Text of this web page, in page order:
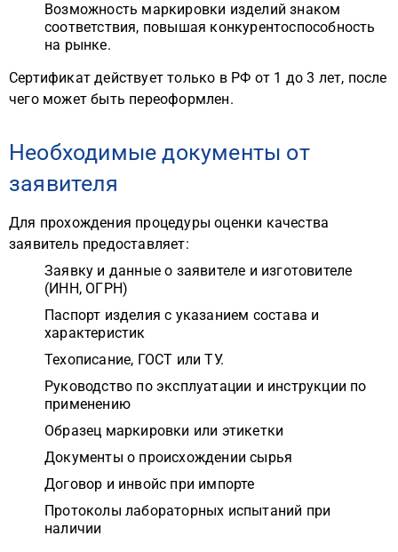
Возможность маркировки изделий знаком
соответствия, повышая конкурентоспособность
на рынке.
Сертификат действует только в РФ от 1 до 3 лет, после
чего может быть переоформлен.
Необходимые документы от
заявителя
Для прохождения процедуры оценки качества
заявитель предоставляет:
Заявку и данные о заявителе и изготовителе
(ИНН, ОГРН)
Паспорт изделия с указанием состава и
характеристик
Техописание, ГОСТ или ТУ.
Руководство по эксплуатации и инструкции по
применению
Образец маркировки или этикетки
Документы о происхождении сырья
Договор и инвойс при импорте
Протоколы лабораторных испытаний при
наличии